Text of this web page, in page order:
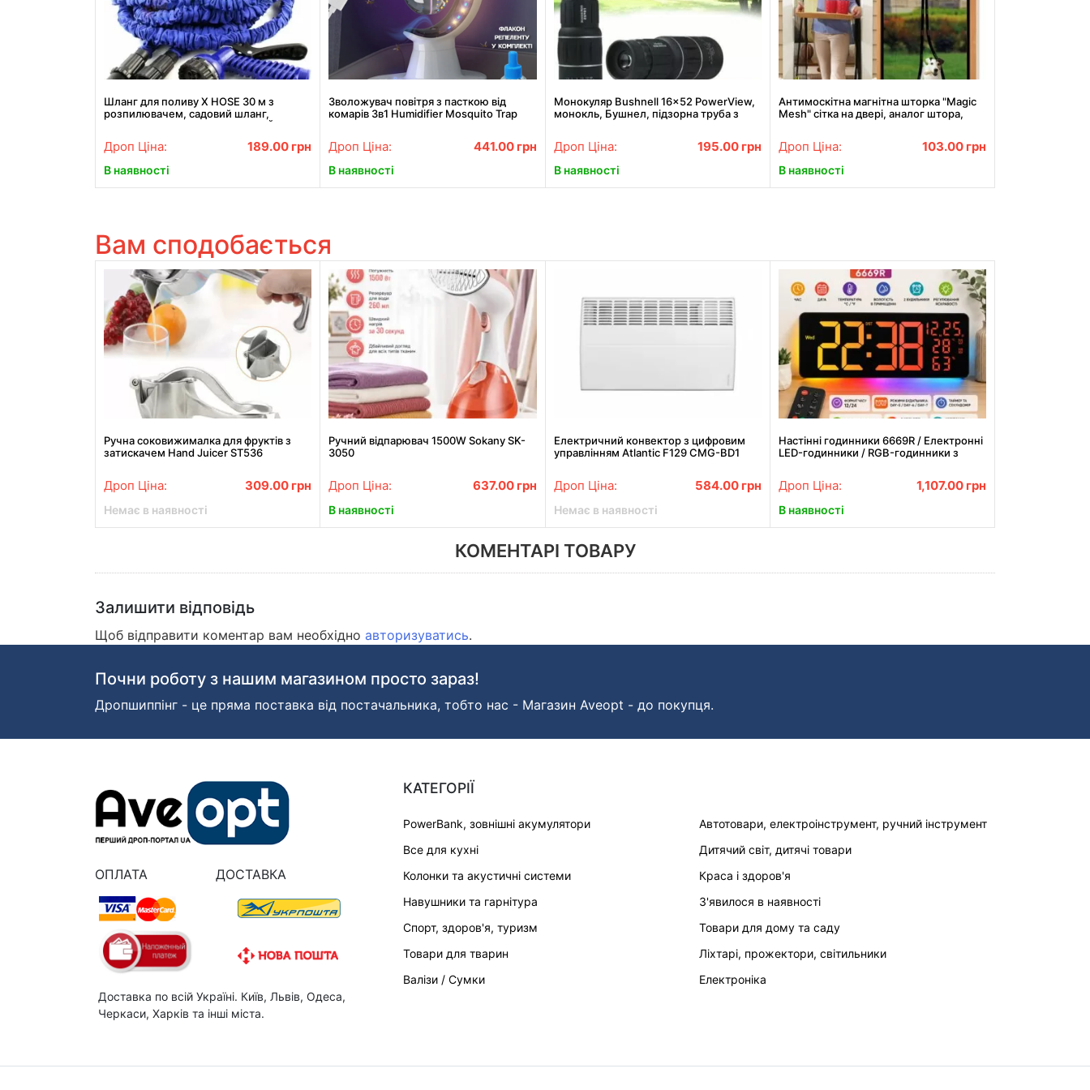
Шланг для поливу X HOSE 30 м з
розпилювачем, садовий шланг,
поливний шланг для саду СИНІЙ
Дроп Ціна: 189.00 грн
В наявності
Зволожувач повітря з пасткою від
комарів 3в1 Humidifier Mosquito Trap
Дроп Ціна: 441.00 грн
В наявності
Монокуляр Bushnell 16x52 PowerView,
монокль, Бушнел, підзорна труба з
Дроп Ціна: 195.00 грн
В наявності
Антимоскітна магнітна шторка "Magic
Mesh" сітка на двері, аналог штора,
Дроп Ціна: 103.00 грн
В наявності
Вам сподобається
Ручна соковижималка для фруктів з
затискачем Hand Juicer ST536
Дроп Ціна: 309.00 грн
Немає в наявності
Ручний відпарювач 1500W Sokany SK-
3050
Дроп Ціна: 637.00 грн
В наявності
Електричний конвектор з цифровим
управлінням Atlantic F129 CMG-BD1
Дроп Ціна: 584.00 грн
Немає в наявності
Настінні годинники 6669R / Електронні
LED-годинники / RGB-годинники з
Дроп Ціна: 1,107.00 грн
В наявності
КОМЕНТАРІ ТОВАРУ
Залишити відповідь
Щоб відправити коментар вам необхідно авторизуватись.
Почни роботу з нашим магазином просто зараз!
Дропшиппінг - це пряма поставка від постачальника, тобто нас - Магазин Aveopt - до покупця.
ОПЛАТА ДОСТАВКА
Доставка по всій Україні. Київ, Львів, Одеса,
Черкаси, Харків та інші міста.
КАТЕГОРІЇ
PowerBank, зовнішні акумулятори
Автотовари, електроінструмент, ручний інструмент
Все для кухні
Дитячий світ, дитячі товари
Колонки та акустичні системи
Краса і здоров'я
Навушники та гарнітура
З'явилося в наявності
Спорт, здоров'я, туризм
Товари для дому та саду
Товари для тварин
Ліхтарі, прожектори, світильники
Валізи / Сумки
Електроніка